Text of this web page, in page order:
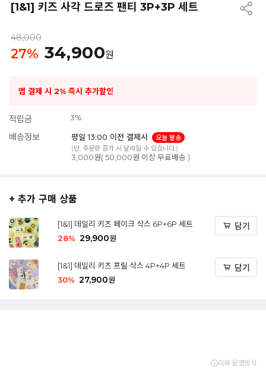
[1&1] 키즈 사각 드로즈 팬티 3P+3P 세트
48,000
27% 34,900원
앱 결제 시 2% 즉시 추가할인
적립금 3%
배송정보 평일 13:00 이전 결제시
오늘 발송
(단, 주문량 증가 시 달라질 수 있습니다.)
3,000원( 50,000원 이상 무료배송 )
+ 추가 구매 상품
[1&1] 데일리 키즈 페이크 삭스 6P+6P 세트
28% 29,900원
담기
[1&1] 데일리 키즈 프릴 삭스 4P+4P 세트
30% 27,900원
담기